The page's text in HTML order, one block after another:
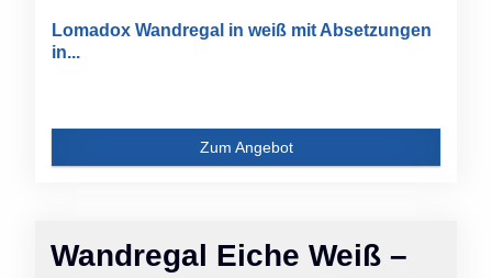
Wandregal Eiche Weiß –
Lomadox Wandregal in weiß mit Absetzungen
in...
Zum Angebot